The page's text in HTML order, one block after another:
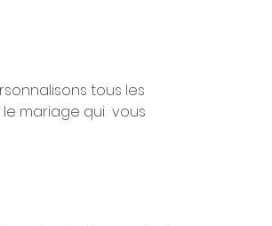
tous les
mariage qui  vous